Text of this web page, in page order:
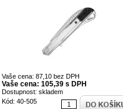
Vaše cena: 87,10 bez DPH
Vaše cena: 105,39 s DPH
Dostupnost: skladem
Kód: 40-505